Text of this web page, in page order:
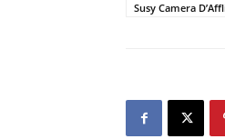
Susy Camera